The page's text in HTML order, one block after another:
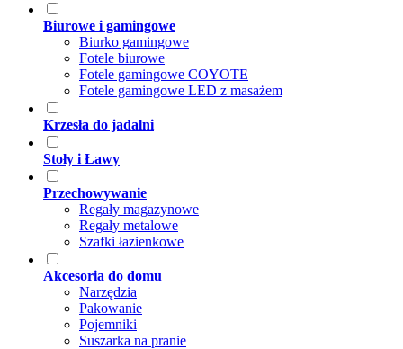
Biurowe i gamingowe
Biurko gamingowe
Fotele biurowe
Fotele gamingowe COYOTE
Fotele gamingowe LED z masażem
Krzesła do jadalni
Stoły i Ławy
Przechowywanie
Regały magazynowe
Regały metalowe
Szafki łazienkowe
Akcesoria do domu
Narzędzia
Pakowanie
Pojemniki
Suszarka na pranie